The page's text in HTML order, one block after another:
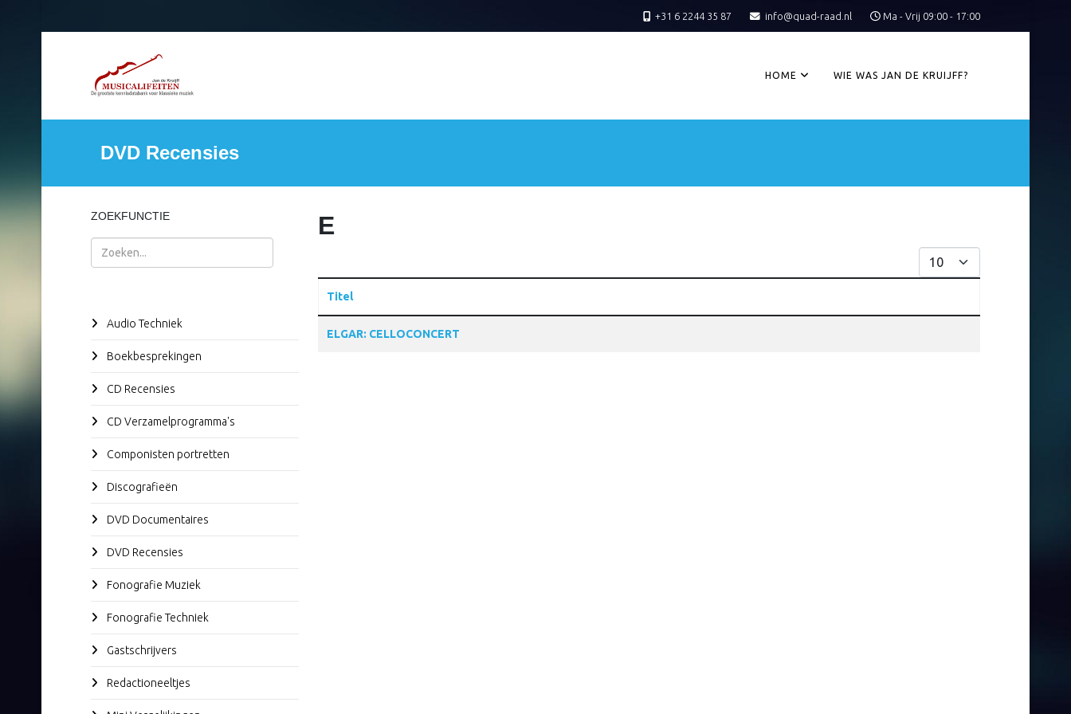
+31 6 2244 35 87 info@quad-raad.nl Ma - Vrij 09:00 - 17:00
HOME WIE WAS JAN DE KRUIJFF?
DVD Recensies
ZOEKFUNCTIE
Zoeken
Audio Techniek
Boekbesprekingen
CD Recensies
CD Verzamelprogramma's
Componisten portretten
Discografieën
DVD Documentaires
DVD Recensies
Fonografie Muziek
Fonografie Techniek
Gastschrijvers
Redactioneeltjes
E
Toon #
Titel
ELGAR: CELLOCONCERT